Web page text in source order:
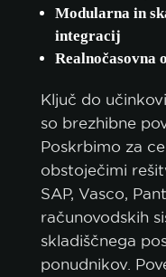
Modularna in
integracij
Realnočasovna
Ključ do
so brezhibne
Poskrbimo za
obstoječimi
SAP, Vasco,
računovodskih
skladiščnega
ponudnikov.
SPREJMI VSE